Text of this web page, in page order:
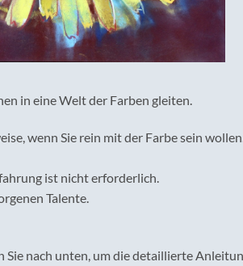
in eine Welt der Farben gleiten.
wenn Sie rein mit der Farbe sein
ist nicht erforderlich.
Talente.
Sie nach unten, um die detaillierte